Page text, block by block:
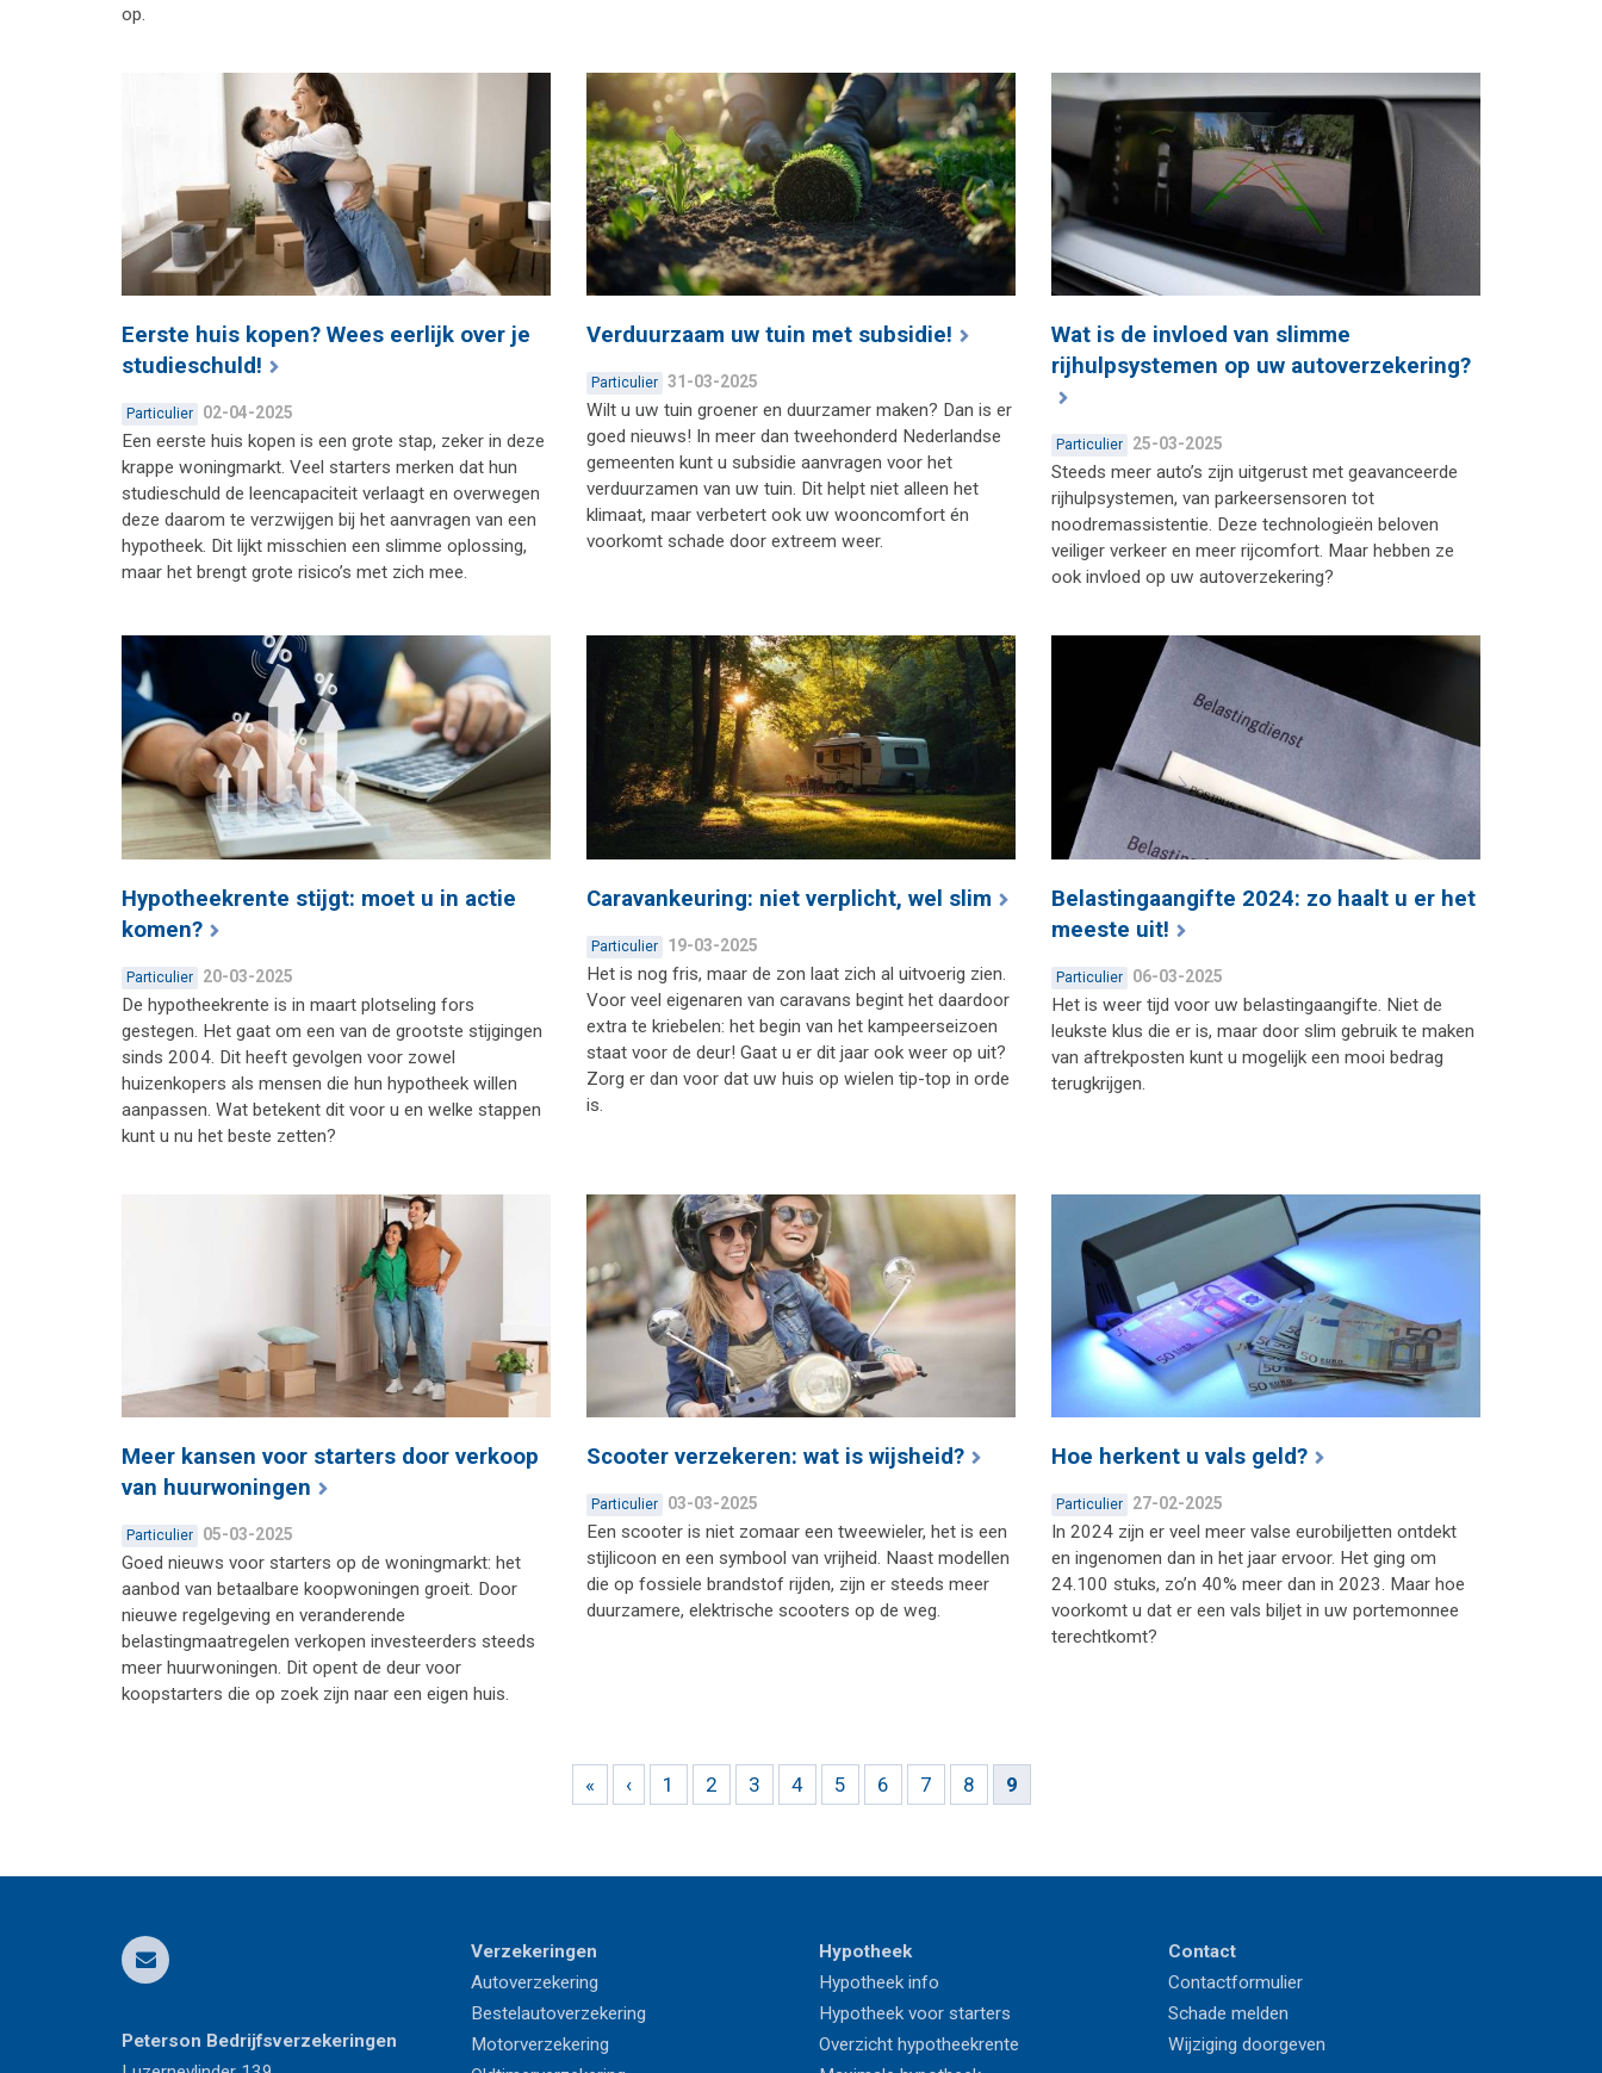
op.
Eerste huis kopen? Wees eerlijk over je
studieschuld!
Particulier 02-04-2025
Een eerste huis kopen is een grote stap, zeker in deze
krappe woningmarkt. Veel starters merken dat hun
studieschuld de leencapaciteit verlaagt en overwegen
deze daarom te verzwijgen bij het aanvragen van een
hypotheek. Dit lijkt misschien een slimme oplossing,
maar het brengt grote risico’s met zich mee.
Verduurzaam uw tuin met subsidie!
Particulier 31-03-2025
Wilt u uw tuin groener en duurzamer maken? Dan is er
goed nieuws! In meer dan tweehonderd Nederlandse
gemeenten kunt u subsidie aanvragen voor het
verduurzamen van uw tuin. Dit helpt niet alleen het
klimaat, maar verbetert ook uw wooncomfort én
voorkomt schade door extreem weer.
Wat is de invloed van slimme
rijhulpsystemen op uw autoverzekering?
Particulier 25-03-2025
Steeds meer auto’s zijn uitgerust met geavanceerde
rijhulpsystemen, van parkeersensoren tot
noodremassistentie. Deze technologieën beloven
veiliger verkeer en meer rijcomfort. Maar hebben ze
ook invloed op uw autoverzekering?
Hypotheekrente stijgt: moet u in actie
komen?
Particulier 20-03-2025
De hypotheekrente is in maart plotseling fors
gestegen. Het gaat om een van de grootste stijgingen
sinds 2004. Dit heeft gevolgen voor zowel
huizenkopers als mensen die hun hypotheek willen
aanpassen. Wat betekent dit voor u en welke stappen
kunt u nu het beste zetten?
Caravankeuring: niet verplicht, wel slim
Particulier 19-03-2025
Het is nog fris, maar de zon laat zich al uitvoerig zien.
Voor veel eigenaren van caravans begint het daardoor
extra te kriebelen: het begin van het kampeerseizoen
staat voor de deur! Gaat u er dit jaar ook weer op uit?
Zorg er dan voor dat uw huis op wielen tip-top in orde
is.
Belastingaangifte 2024: zo haalt u er het
meeste uit!
Particulier 06-03-2025
Het is weer tijd voor uw belastingaangifte. Niet de
leukste klus die er is, maar door slim gebruik te maken
van aftrekposten kunt u mogelijk een mooi bedrag
terugkrijgen.
Meer kansen voor starters door verkoop
van huurwoningen
Particulier 05-03-2025
Goed nieuws voor starters op de woningmarkt: het
aanbod van betaalbare koopwoningen groeit. Door
nieuwe regelgeving en veranderende
belastingmaatregelen verkopen investeerders steeds
meer huurwoningen. Dit opent de deur voor
koopstarters die op zoek zijn naar een eigen huis.
Scooter verzekeren: wat is wijsheid?
Particulier 03-03-2025
Een scooter is niet zomaar een tweewieler, het is een
stijlicoon en een symbool van vrijheid. Naast modellen
die op fossiele brandstof rijden, zijn er steeds meer
duurzamere, elektrische scooters op de weg.
Hoe herkent u vals geld?
Particulier 27-02-2025
In 2024 zijn er veel meer valse eurobiljetten ontdekt
en ingenomen dan in het jaar ervoor. Het ging om
24.100 stuks, zo’n 40% meer dan in 2023. Maar hoe
voorkomt u dat er een vals biljet in uw portemonnee
terechtkomt?
« ‹ 1 2 3 4 5 6 7 8 9
Peterson Bedrijfsverzekeringen
Verzekeringen
Autoverzekering
Bestelautoverzekering
Motorverzekering
Hypotheek
Hypotheek info
Hypotheek voor starters
Overzicht hypotheekrente
Contact
Contactformulier
Schade melden
Wijziging doorgeven